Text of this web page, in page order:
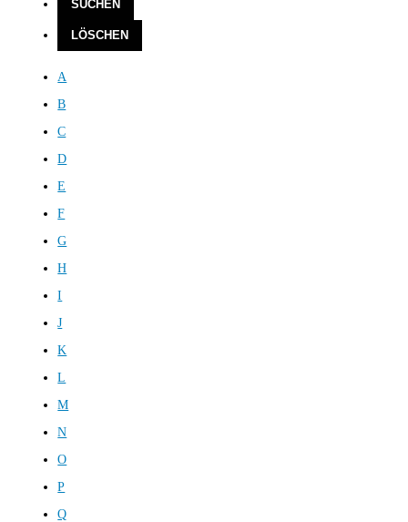
A
B
C
D
E
F
G
H
I
J
K
L
M
N
O
P
Q